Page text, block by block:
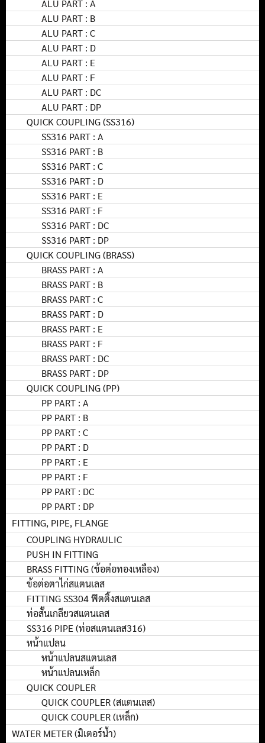
ALU PART : A
ALU PART : B
ALU PART : C
ALU PART : D
ALU PART : E
ALU PART : F
ALU PART : DC
ALU PART : DP
QUICK COUPLING (SS316)
SS316 PART : A
SS316 PART : B
SS316 PART : C
SS316 PART : D
SS316 PART : E
SS316 PART : F
SS316 PART : DC
SS316 PART : DP
QUICK COUPLING (BRASS)
BRASS PART : A
BRASS PART : B
BRASS PART : C
BRASS PART : D
BRASS PART : E
BRASS PART : F
BRASS PART : DC
BRASS PART : DP
QUICK COUPLING (PP)
PP PART : A
PP PART : B
PP PART : C
PP PART : D
PP PART : E
PP PART : F
PP PART : DC
PP PART : DP
FITTING, PIPE, FLANGE
COUPLING HYDRAULIC
PUSH IN FITTING
BRASS FITTING (ข้อต่อทองเหลือง)
ข้อต่อตาไก่สแตนเลส
FITTING SS304 ฟิตติ้งสแตนเลส
ท่อสั้นเกลียวสแตนเลส
SS316 PIPE (ท่อสแตนเลส316)
หน้าแปลน
หน้าแปลนสแตนเลส
หน้าแปลนเหล็ก
QUICK COUPLER
QUICK COUPLER (สแตนเลส)
QUICK COUPLER (เหล็ก)
WATER METER (มิเตอร์น้ำ)